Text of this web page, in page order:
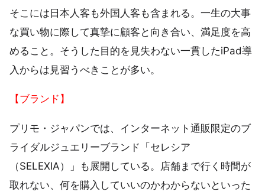
そこには日本人客も外国人客も含まれる。一生の大事
な買い物に際して真摯に顧客と向き合い、満足度を高
めること。そうした目的を見失わない一貫したiPad導
入からは見習うべきことが多い。
【ブランド】
プリモ・ジャパンでは、インターネット通販限定のブ
ライダルジュエリーブランド「セレシア
（SELEXIA）」も展開している。店舗まで行く時間が
取れない、何を購入していいのかわからないといった